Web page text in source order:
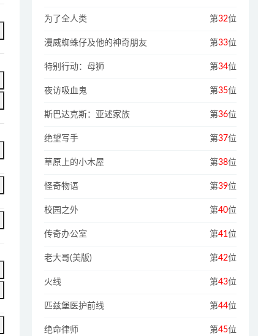
为了全人类 第32位
漫威蜘蛛仔及他的神奇朋友 第33位
特别行动：母狮 第34位
夜访吸血鬼 第35位
斯巴达克斯：亚述家族 第36位
绝望写手 第37位
草原上的小木屋 第38位
怪奇物语 第39位
校园之外 第40位
传奇办公室 第41位
老大哥(美版) 第42位
火线 第43位
匹兹堡医护前线 第44位
绝命律师 第45位